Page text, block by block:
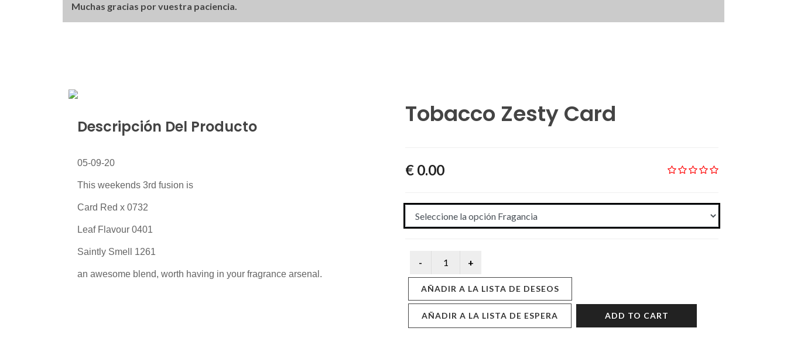
Muchas gracias por vuestra paciencia.
Descripción Del Producto
05-09-20
This weekends 3rd fusion is
Card Red x 0732
Leaf Flavour 0401
Saintly Smell 1261
an awesome blend, worth having in your fragrance arsenal.
Tobacco Zesty Card
€ 0.00
AÑADIR A LA LISTA DE DESEOS
AÑADIR A LA LISTA DE ESPERA ADD TO CART